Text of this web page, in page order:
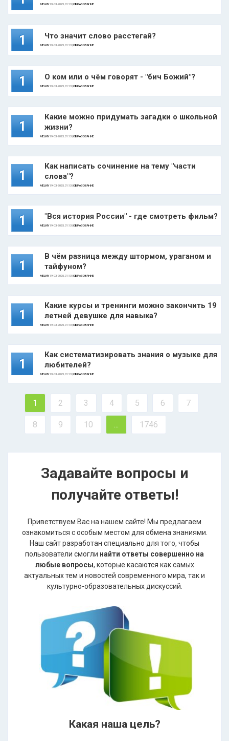
MELKIY19-03-2025, 01:13 |ОБРАЗОВАНИЕ
1 Что значит слово расстегай?
MELKIY19-03-2025, 01:13 |ОБРАЗОВАНИЕ
1 О ком или о чём говорят - "бич Божий"?
MELKIY19-03-2025, 01:13 |ОБРАЗОВАНИЕ
1
Какие можно придумать загадки о школьной
жизни?
MELKIY19-03-2025, 01:13 |ОБРАЗОВАНИЕ
1
Как написать сочинение на тему "части
слова"?
MELKIY19-03-2025, 01:13 |ОБРАЗОВАНИЕ
1 "Вся история России" - где смотреть фильм?
MELKIY19-03-2025, 01:13 |ОБРАЗОВАНИЕ
1
В чём разница между штормом, ураганом и
тайфуном?
MELKIY19-03-2025, 01:13 |ОБРАЗОВАНИЕ
1
Какие курсы и тренинги можно закончить 19
летней девушке для навыка?
MELKIY19-03-2025, 01:13 |ОБРАЗОВАНИЕ
1
Как систематизировать знания о музыке для
любителей?
MELKIY19-03-2025, 01:13 |ОБРАЗОВАНИЕ
1 2 3 4 5 6 7
8 9 10 ... 1746
Задавайте вопросы и
получайте ответы!
Приветствуем Вас на нашем сайте! Мы предлагаем
ознакомиться с особым местом для обмена знаниями.
Наш сайт разработан специально для того, чтобы
пользователи смогли найти ответы совершенно на
любые вопросы, которые касаются как самых
актуальных тем и новостей современного мира, так и
культурно-образовательных дискуссий.
Какая наша цель?